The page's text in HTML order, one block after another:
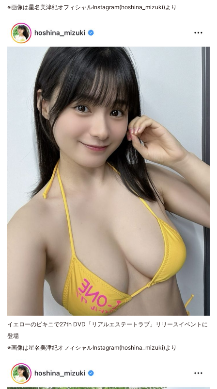
※画像は星名美津紀オフィシャルInstagram(hoshina_mizuki)より
イエローのビキニで27th DVD「リアルエステートラブ」リリースイベントに
登場
※画像は星名美津紀オフィシャルInstagram(hoshina_mizuki)より